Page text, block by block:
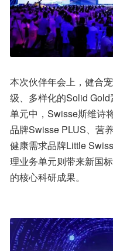
本次伙伴年会上，健合
级、多样化的Solid
单元中，Swisse斯维诗
品牌Swisse PLUS、营
健康需求品牌Little
理业务单元则带来新国
的核心科研成果。